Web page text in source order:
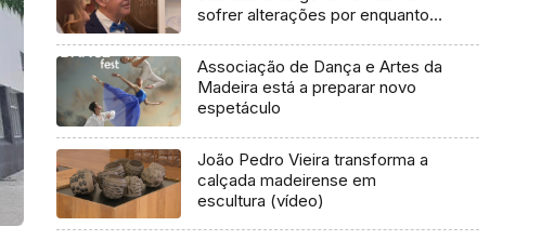
sofrer alterações por enquanto
Associação de Dança e Artes da
Madeira está a preparar novo
espetáculo
João Pedro Vieira transforma a
calçada madeirense em
escultura (vídeo)